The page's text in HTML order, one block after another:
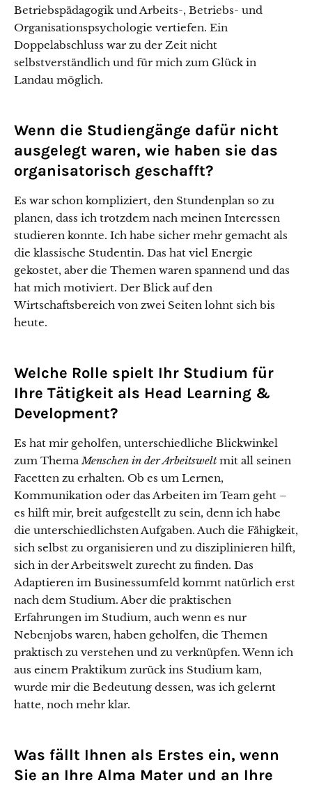
Betriebspädagogik und Arbeits-, Betriebs- und
Organisationspsychologie vertiefen. Ein
Doppelabschluss war zu der Zeit nicht
selbstverständlich und für mich zum Glück in
Landau möglich.
Wenn die Studiengänge dafür nicht
ausgelegt waren, wie haben sie das
organisatorisch geschafft?
Es war schon kompliziert, den Stundenplan so zu
planen, dass ich trotzdem nach meinen Interessen
studieren konnte. Ich habe sicher mehr gemacht als
die klassische Studentin. Das hat viel Energie
gekostet, aber die Themen waren spannend und das
hat mich motiviert. Der Blick auf den
Wirtschaftsbereich von zwei Seiten lohnt sich bis
heute.
Welche Rolle spielt Ihr Studium für
Ihre Tätigkeit als Head Learning &
Development?
Es hat mir geholfen, unterschiedliche Blickwinkel
zum ThemaMenschen in der Arbeitsweltmit all seinen
Facetten zu erhalten. Ob es um Lernen,
Kommunikation oder das Arbeiten im Team geht –
es hilft mir, breit aufgestellt zu sein, denn ich habe
die unterschiedlichsten Aufgaben. Auch die Fähigkeit,
sich selbst zu organisieren und zu disziplinieren hilft,
sich in der Arbeitswelt zurecht zu finden. Das
Adaptieren im Businessumfeld kommt natürlich erst
nach dem Studium. Aber die praktischen
Erfahrungen im Studium, auch wenn es nur
Nebenjobs waren, haben geholfen, die Themen
praktisch zu verstehen und zu verknüpfen. Wenn ich
aus einem Praktikum zurück ins Studium kam,
wurde mir die Bedeutung dessen, was ich gelernt
hatte, noch mehr klar.
Was fällt Ihnen als Erstes ein, wenn
Sie an Ihre Alma Mater und an Ihre